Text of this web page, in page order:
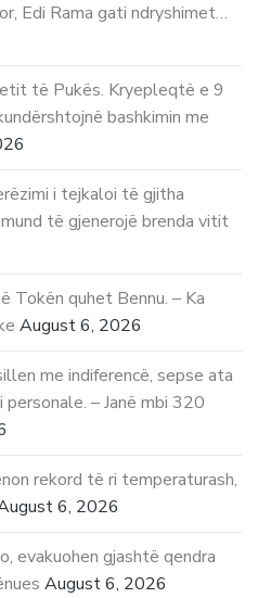
Edi Rama gati ndryshimet…
të Pukës. Kryepleqtë e 9
bashkimin me
i tejkaloi të gjitha
të gjenerojë brenda vitit
Tokën quhet Bennu. – Ka
August 6, 2026
me indiferencë, sepse ata
– Janë mbi 320
rekord të ri temperaturash,
6, 2026
evakuohen gjashtë qendra
August 6, 2026